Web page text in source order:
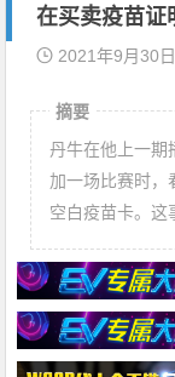
在买卖疫苗证
2021年9月30日
摘要
丹牛在他上一期
加一场比赛时，
空白疫苗卡。这